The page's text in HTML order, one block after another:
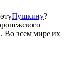
Пушкину?
Во всем мире их